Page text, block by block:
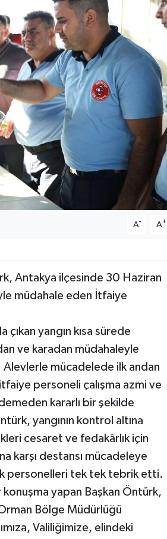
A- A+
Antakya ilçesinde 30 Haziran
müdahale eden İtfaiye
yangın kısa sürede
ve karadan müdahaleyle
Alevlerle mücadelede ilk andan
personeli çalışma azmi ve
kararlı bir şekilde
yangının kontrol altına
cesaret ve fedakârlık için
karşı destansı mücadeleye
personelleri tek tek tebrik etti.
konuşma yapan Başkan Öntürk,
Bölge Müdürlüğü
Valiliğimize, elindeki